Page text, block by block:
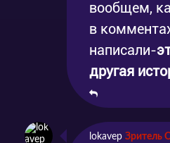
вообщем,
в
написали-
другая
lokavep Зритель